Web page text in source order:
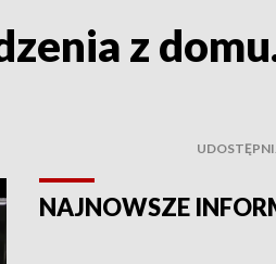
z
NAJNOWSZE